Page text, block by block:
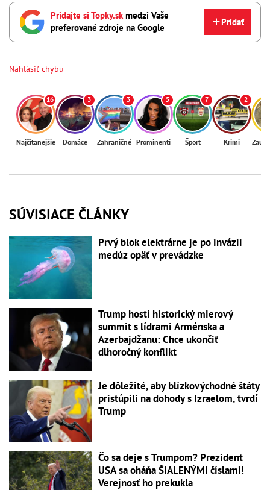
Pridajte si Topky.skmedzi Vaše
preferované zdroje na Google
Pridať
Nahlásiť chybu
16
Najčítanejšie
3
Domáce
3
Zahraničné
5
Prominenti
7
Šport
2
Krimi
SÚVISIACE ČLÁNKY
Prvý blok elektrárne je po invázii
medúz opäť v prevádzke
Trump hostí historický mierový
summit s lídrami Arménska a
Azerbajdžanu: Chce ukončiť
dlhoročný konflikt
Je dôležité, aby blízkovýchodné štáty
pristúpili na dohody s Izraelom, tvrdí
Trump
Čo sa deje s Trumpom? Prezident
USA sa oháňa ŠIALENÝMI číslami!
Verejnosť ho prekukla